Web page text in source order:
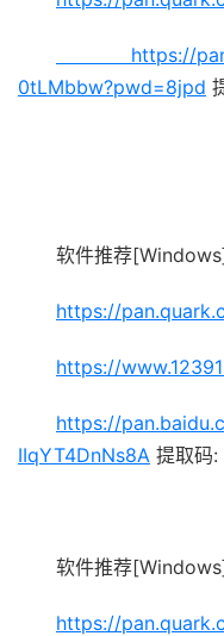
https://
0tLMbbw?pwd=8jpd
软件推荐
https://
https://
https://
IIqYT4DnNs8A 提取码
软件推荐
https://